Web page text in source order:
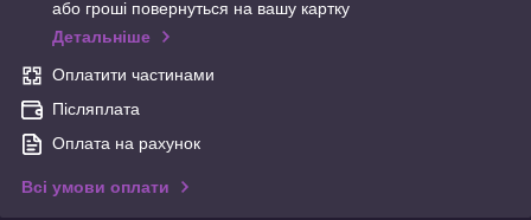
або гроші повернуться на вашу картку
Детальніше
Оплатити частинами
Післяплата
Оплата на рахунок
Всі умови оплати